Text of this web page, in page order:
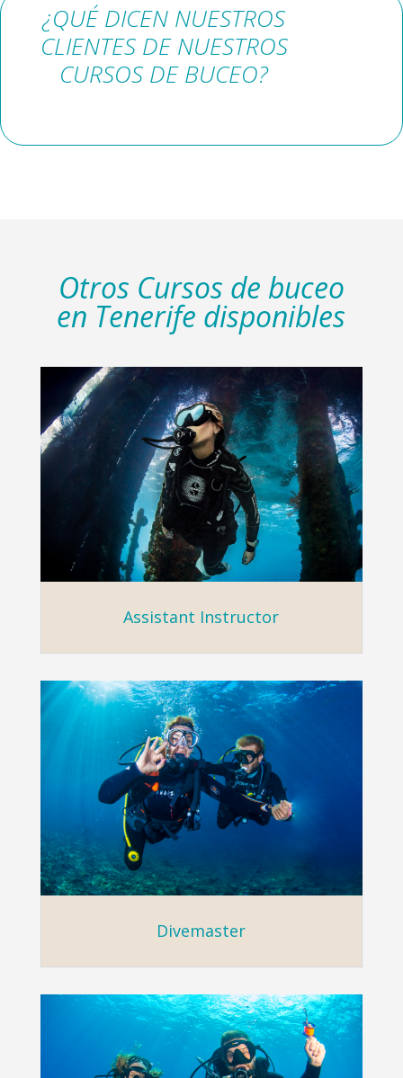
¿QUÉ DICEN NUESTROS
CLIENTES DE NUESTROS
CURSOS DE BUCEO?
Otros Cursos de buceo
en Tenerife disponibles
Assistant Instructor
Divemaster